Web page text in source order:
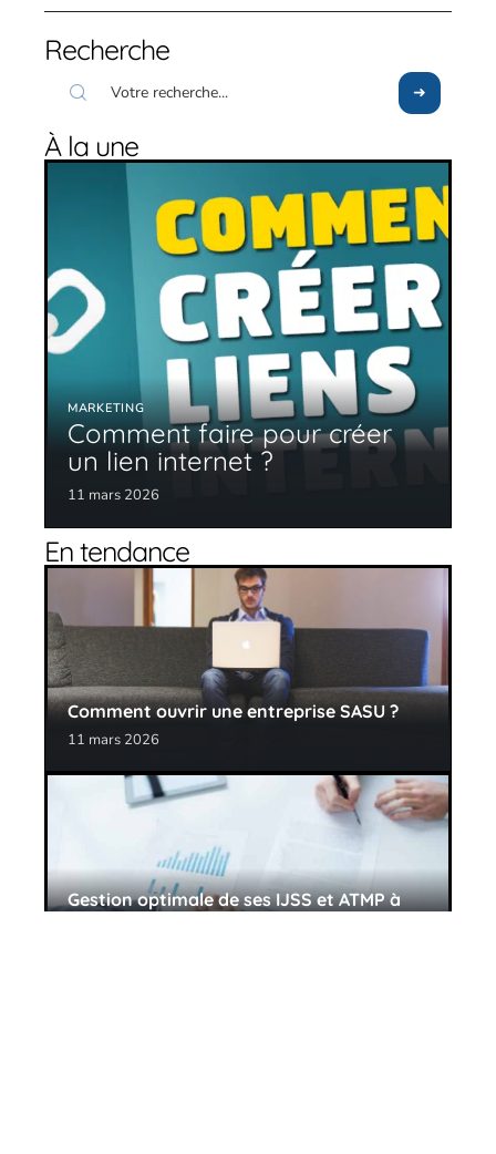
Recherche
À la une
MARKETING
Comment faire pour créer
un lien internet ?
11 mars 2026
En tendance
Comment ouvrir une entreprise SASU ?
11 mars 2026
Gestion optimale de ses IJSS et ATMP à
l’aide d’un logiciel